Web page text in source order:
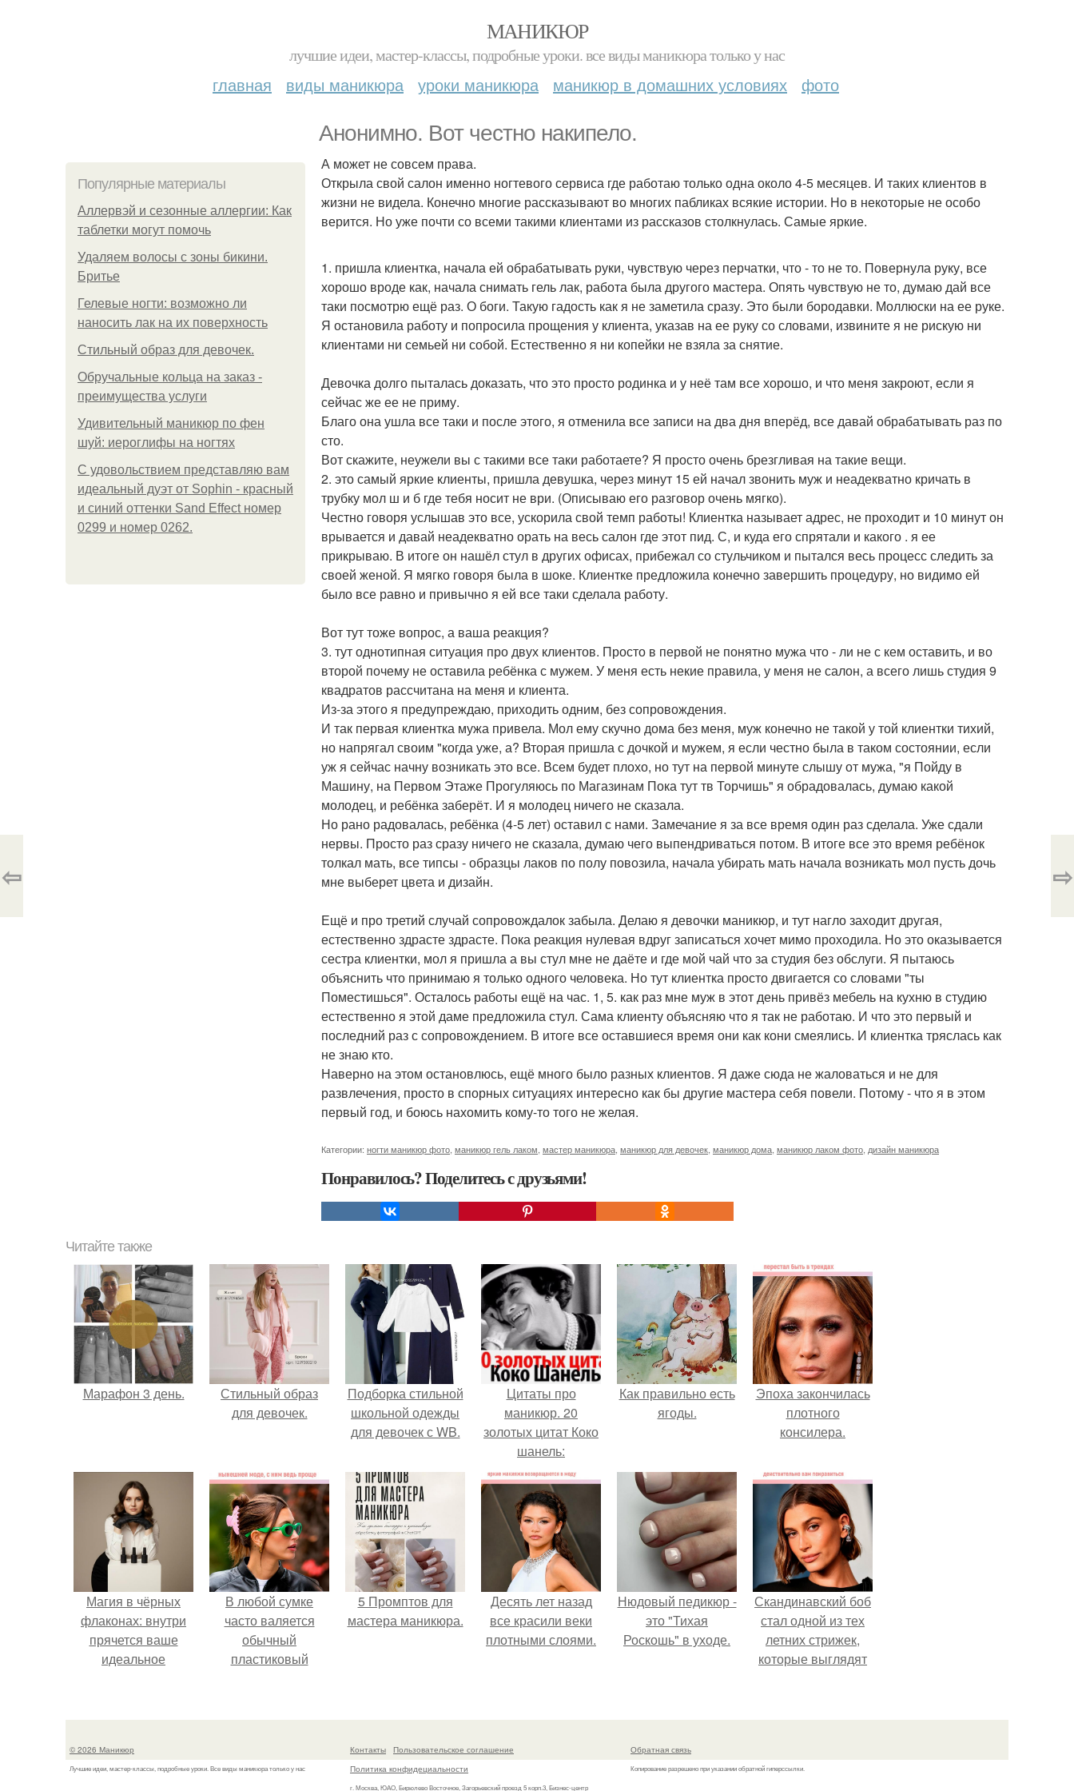
МАНИКЮР
лучшие идеи, мастер-классы, подробные уроки. все виды маникюра только у нас
главная виды маникюра уроки маникюра маникюр в домашних условиях фото
Анонимно. Вот честно накипело.
Популярные материалы
Аллервэй и сезонные аллергии: Как
таблетки могут помочь
Удаляем волосы с зоны бикини.
Бритье
Гелевые ногти: возможно ли
наносить лак на их поверхность
Стильный образ для девочек.
Обручальные кольца на заказ -
преимущества услуги
Удивительный маникюр по фен
шуй: иероглифы на ногтях
С удовольствием представляю вам
идеальный дуэт от Sophin - красный
и синий оттенки Sand Effect номер
0299 и номер 0262.
А может не совсем права.
Открыла свой салон именно ногтевого сервиса где работаю только одна около 4-5 месяцев. И таких клиентов в
жизни не видела. Конечно многие рассказывают во многих пабликах всякие истории. Но в некоторые не особо
верится. Но уже почти со всеми такими клиентами из рассказов столкнулась. Самые яркие.
1. пришла клиентка, начала ей обрабатывать руки, чувствую через перчатки, что - то не то. Повернула руку, все
хорошо вроде как, начала снимать гель лак, работа была другого мастера. Опять чувствую не то, думаю дай все
таки посмотрю ещё раз. О боги. Такую гадость как я не заметила сразу. Это были бородавки. Моллюски на ее руке.
Я остановила работу и попросила прощения у клиента, указав на ее руку со словами, извините я не рискую ни
клиентами ни семьей ни собой. Естественно я ни копейки не взяла за снятие.
Девочка долго пыталась доказать, что это просто родинка и у неё там все хорошо, и что меня закроют, если я
сейчас же ее не приму.
Благо она ушла все таки и после этого, я отменила все записи на два дня вперёд, все давай обрабатывать раз по
сто.
Вот скажите, неужели вы с такими все таки работаете? Я просто очень брезгливая на такие вещи.
2. это самый яркие клиенты, пришла девушка, через минут 15 ей начал звонить муж и неадекватно кричать в
трубку мол ш и б где тебя носит не ври. (Описываю его разговор очень мягко).
Честно говоря услышав это все, ускорила свой темп работы! Клиентка называет адрес, не проходит и 10 минут он
врывается и давай неадекватно орать на весь салон где этот пид. С, и куда его спрятали и какого . я ее
прикрываю. В итоге он нашёл стул в других офисах, прибежал со стульчиком и пытался весь процесс следить за
своей женой. Я мягко говоря была в шоке. Клиентке предложила конечно завершить процедуру, но видимо ей
было все равно и привычно я ей все таки сделала работу.
Вот тут тоже вопрос, а ваша реакция?
3. тут однотипная ситуация про двух клиентов. Просто в первой не понятно мужа что - ли не с кем оставить, и во
второй почему не оставила ребёнка с мужем. У меня есть некие правила, у меня не салон, а всего лишь студия 9
квадратов рассчитана на меня и клиента.
Из-за этого я предупреждаю, приходить одним, без сопровождения.
И так первая клиентка мужа привела. Мол ему скучно дома без меня, муж конечно не такой у той клиентки тихий,
но напрягал своим "когда уже, а? Вторая пришла с дочкой и мужем, я если честно была в таком состоянии, если
уж я сейчас начну возникать это все. Всем будет плохо, но тут на первой минуте слышу от мужа, "я Пойду в
Машину, на Первом Этаже Прогуляюсь по Магазинам Пока тут тв Торчишь" я обрадовалась, думаю какой
молодец, и ребёнка заберёт. И я молодец ничего не сказала.
Но рано радовалась, ребёнка (4-5 лет) оставил с нами. Замечание я за все время один раз сделала. Уже сдали
нервы. Просто раз сразу ничего не сказала, думаю чего выпендриваться потом. В итоге все это время ребёнок
толкал мать, все типсы - образцы лаков по полу повозила, начала убирать мать начала возникать мол пусть дочь
мне выберет цвета и дизайн.
Ещё и про третий случай сопровождалок забыла. Делаю я девочки маникюр, и тут нагло заходит другая,
естественно здрасте здрасте. Пока реакция нулевая вдруг записаться хочет мимо проходила. Но это оказывается
сестра клиентки, мол я пришла а вы стул мне не даёте и где мой чай что за студия без обслуги. Я пытаюсь
объяснить что принимаю я только одного человека. Но тут клиентка просто двигается со словами "ты
Поместишься". Осталось работы ещё на час. 1, 5. как раз мне муж в этот день привёз мебель на кухню в студию
естественно я этой даме предложила стул. Сама клиенту объясняю что я так не работаю. И что это первый и
последний раз с сопровождением. В итоге все оставшиеся время они как кони смеялись. И клиентка тряслась как
не знаю кто.
Наверно на этом остановлюсь, ещё много было разных клиентов. Я даже сюда не жаловаться и не для
развлечения, просто в спорных ситуациях интересно как бы другие мастера себя повели. Потому - что я в этом
первый год, и боюсь нахомить кому-то того не желая.
Категории: ногти маникюр фото маникюр гель лаком мастер маникюра маникюр для девочек маникюр дома маникюр лаком фото дизайн маникюра
Понравилось? Поделитесь с друзьями!
⇦ ⇨
Читайте также
Марафон 3 день.
Стильный образ
для девочек.
Подборка стильной
школьной одежды
для девочек с WB.
Цитаты про
маникюр. 20
золотых цитат Коко
шанель:
Как правильно eсть
ягоды.
Эпоха закончилась
плотного
консилера.
Магия в чёрных
флаконах: внутри
прячется ваше
идеальное
В любой сумке
часто валяется
обычный
пластиковый
5 Промптов для
мастера маникюра.
Десять лет назад
все красили веки
плотными слоями.
Нюдовый педикюр -
это "Тихая
Роскошь" в уходе.
Скандинавский боб
стал одной из тех
летних стрижек,
которые выглядят
© 2026 Маникюр
Лучшие идеи, мастер-классы, подробные уроки. Все виды маникюра только у нас
Контакты
Пользовательское соглашение
Политика конфидециальности
г. Москва, ЮАО, Бирюлево Восточное, Загорьевский проезд 5 корп.3, Бизнес-центр
Обратная связь
Копирование разрешено при указании обратной гиперссылки.